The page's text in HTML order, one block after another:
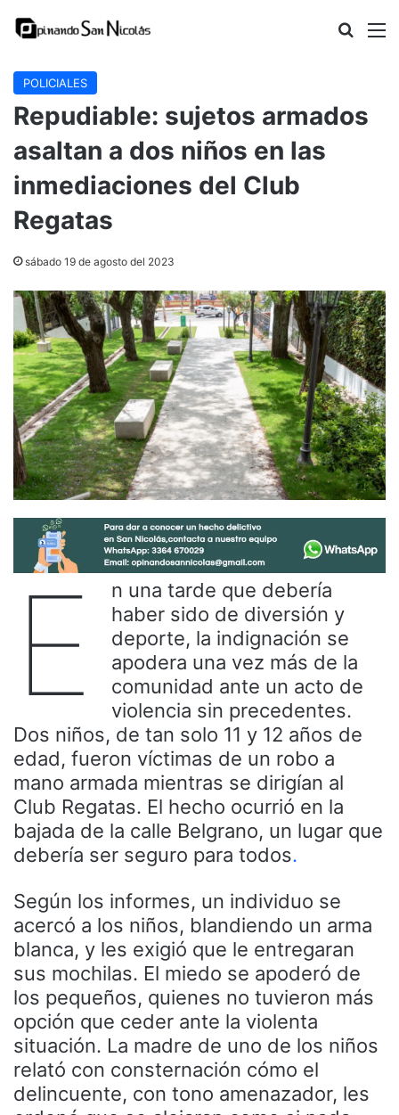
Buscar
POLICIALES
Repudiable: sujetos armados
asaltan a dos niños en las
inmediaciones del Club
Regatas
sábado 19 de agosto del 2023
E
n una tarde que debería
haber sido de diversión y
deporte, la indignación se
apodera una vez más de la
comunidad ante un acto de
violencia sin precedentes.
Dos niños, de tan solo 11 y 12 años de
edad, fueron víctimas de un robo a
mano armada mientras se dirigían al
Club Regatas. El hecho ocurrió en la
bajada de la calle Belgrano, un lugar que
debería ser seguro para todos.
Según los informes, un individuo se
acercó a los niños, blandiendo un arma
blanca, y les exigió que le entregaran
sus mochilas. El miedo se apoderó de
los pequeños, quienes no tuvieron más
opción que ceder ante la violenta
situación. La madre de uno de los niños
relató con consternación cómo el
delincuente, con tono amenazador, les